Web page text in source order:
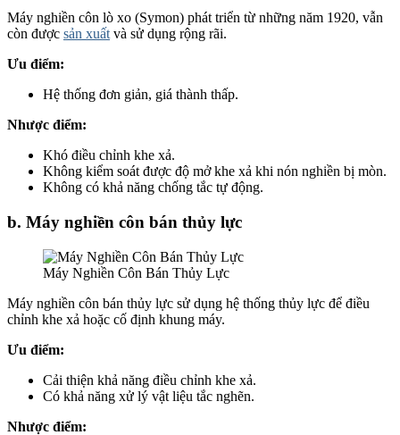
Máy nghiền côn lò xo (Symon) phát triển từ những năm 1920, vẫn
còn được sản xuất và sử dụng rộng rãi.
Ưu điểm:
Hệ thống đơn giản, giá thành thấp.
Nhược điểm:
Khó điều chỉnh khe xả.
Không kiểm soát được độ mở khe xả khi nón nghiền bị mòn.
Không có khả năng chống tắc tự động.
b. Máy nghiền côn bán thủy lực
Máy Nghiền Côn Bán Thủy Lực
Máy nghiền côn bán thủy lực sử dụng hệ thống thủy lực để điều
chỉnh khe xả hoặc cố định khung máy.
Ưu điểm:
Cải thiện khả năng điều chỉnh khe xả.
Có khả năng xử lý vật liệu tắc nghẽn.
Nhược điểm: